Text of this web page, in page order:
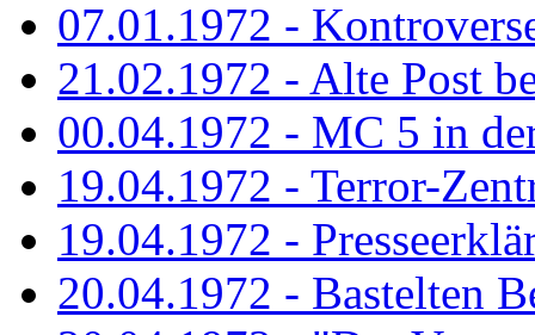
07.01.1972 -
21.02.1972 - Alte Post
00.04.1972 - MC 5 in
19.04.1972 - Terror-
19.04.1972 -
20.04.1972 - Bastelten